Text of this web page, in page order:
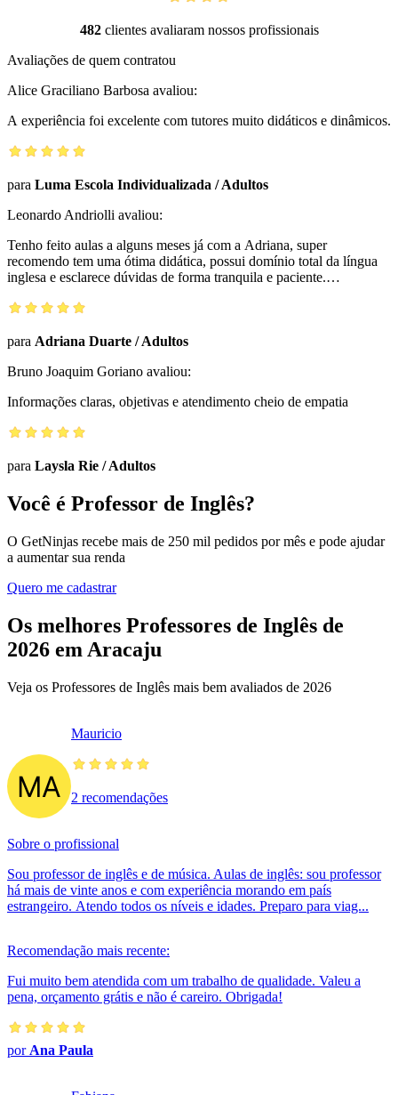
482clientes avaliaram nossos profissionais
Avaliações de quem contratou
Alice Graciliano Barbosa avaliou:
A experiência foi excelente com tutores muito didáticos e dinâmicos.
para Luma Escola Individualizada /Adultos
Leonardo Andriolli avaliou:
Tenho feito aulas a alguns meses já com a Adriana, super
recomendo tem uma ótima didática, possui domínio total da língua
inglesa e esclarece dúvidas de forma tranquila e paciente.
para Adriana Duarte /Adultos
Bruno Joaquim Goriano avaliou:
Informações claras, objetivas e atendimento cheio de empatia
para Laysla Rie /Adultos
Você é Professor de Inglês?
O GetNinjas recebe mais de 250 mil pedidos por mês e pode ajudar
a aumentar sua renda
Quero me cadastrar
Os melhores Professores de Inglês de
2026 em Aracaju
Veja os Professores de Inglês mais bem avaliados de 2026
Mauricio
2 recomendações
Sobre o profissional
Sou professor de inglês e de música. Aulas de inglês: sou professor
há mais de vinte anos e com experiência morando em país
estrangeiro. Atendo todos os níveis e idades. Preparo para viag...
Recomendação mais recente:
Fui muito bem atendida com um trabalho de qualidade. Valeu a
pena, orçamento grátis e não é careiro. Obrigada!
por Ana Paula